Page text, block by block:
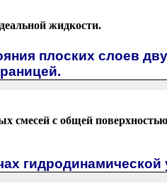
жидкости.
плоских слоев
смесей с общей
гидродинамической